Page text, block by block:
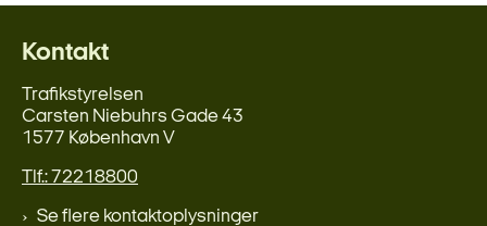
Kontakt
Trafikstyrelsen
Carsten Niebuhrs Gade 43
1577 København V
Tlf.: 72218800
Se flere kontaktoplysninger